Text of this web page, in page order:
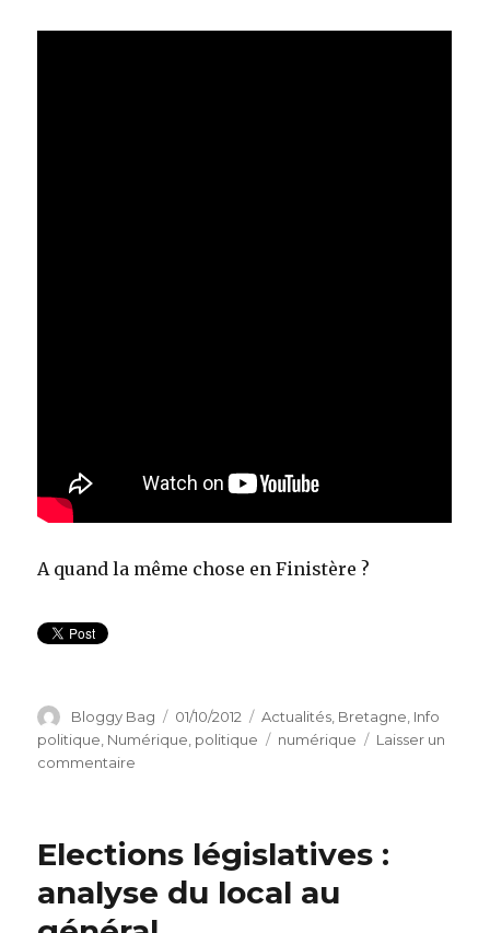
A quand la même chose en Finistère ?
Auteur
Bloggy Bag
Publié
le
01/10/2012 Catégories
Actualités Bretagne Info
politique Numérique politique Étiquettes
numérique
Laisser un
commentaire
d’armor
penche
sur
Elections législatives :
analyse du local au